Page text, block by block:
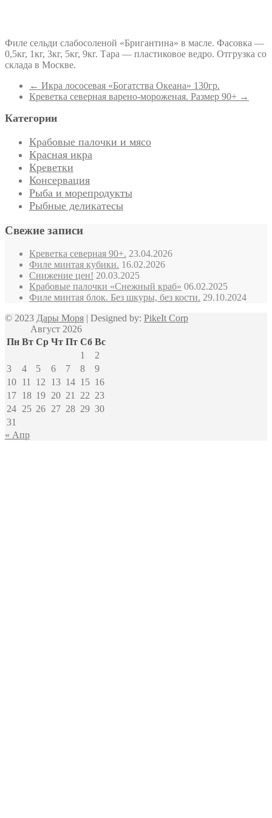
Филе сельди слабосоленой «Бригантина» в масле. Фасовка —
0,5кг, 1кг, 3кг, 5кг, 9кг. Тара — пластиковое ведро. Отгрузка со
склада в Москве.
← Икра лососевая «Богатства Океана» 130гр.
Креветка северная варено-мороженая. Размер 90+ →
Категории
Крабовые палочки и мясо
Красная икра
Креветки
Консервация
Рыба и морепродукты
Рыбные деликатесы
Свежие записи
Креветка северная 90+. 23.04.2026
Филе минтая кубики. 16.02.2026
Снижение цен! 20.03.2025
Крабовые палочки «Снежный краб» 06.02.2025
Филе минтая блок. Без шкуры, без кости. 29.10.2024
© 2023 Дары Моря | Designed by: PikeIt Corp
Август 2026
Пн Вт Ср Чт Пт Сб Вс
1
2
3
4 5 6 7 8
9
10 11 12 13 14 15 16
17 18 19 20 21 22 23
24 25 26 27 28 29 30
31
« Апр